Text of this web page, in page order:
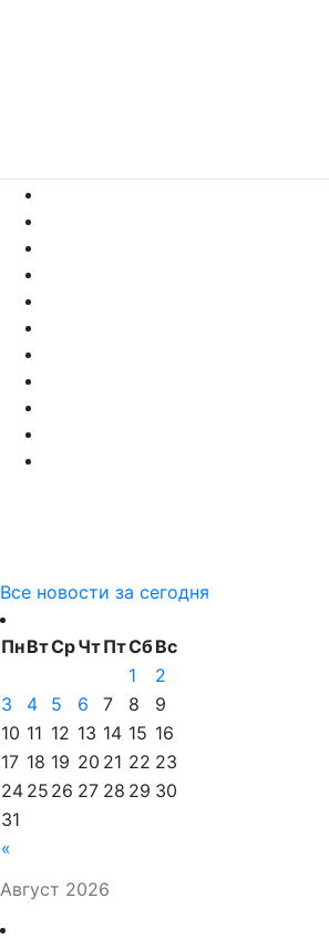
Все новости за сегодня
Август 2026
ПнВтСрЧтПтСбВс
«
1
2
3
4 5 6 7 8
9
10 11 12 13 14 15 16
17 18 19 20 21 22 23
24 25 26 27 28 29 30
31